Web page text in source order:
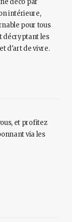
intérieure,
pour tous
décryptant les
d'art de vivre.
et profitez
via les